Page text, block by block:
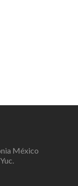
México